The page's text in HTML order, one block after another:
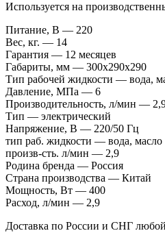
Используется на
Питание, В — 220
Вес, кг. — 14
Гарантия — 12 месяцев
Габариты, мм — 300х290х290
Тип рабочей жидкости — вода,
Давление, МПа — 6
Производительность, л/мин —
Тип — электрический
Напряжение, В — 220/50 Гц
тип раб. жидкости — вода, масло
произв-сть. л/мин — 2,9
Родина бренда — Россия
Страна производства — Китай
Мощность, Вт — 400
Расход, л/мин — 2,9
Доставка по России и СНГ